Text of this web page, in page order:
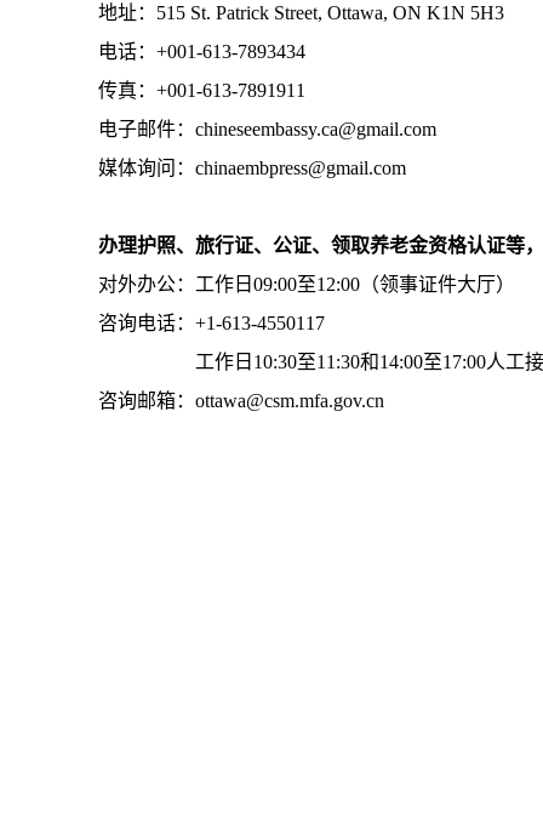
地址：515 St. Patrick Street, Ottawa, ON K1N 5H3
电话：+001-613-7893434
传真：+001-613-7891911
电子邮件：chineseembassy.ca@gmail.com
媒体询问：chinaembpress@gmail.com
办理护照、旅行证、公证、领取养老金资格认证等
对外办公：工作日09:00至12:00（领事证件大厅）
咨询电话：+1-613-4550117
工作日10:30至11:30和14:00至17:00人工
咨询邮箱：ottawa@csm.mfa.gov.cn